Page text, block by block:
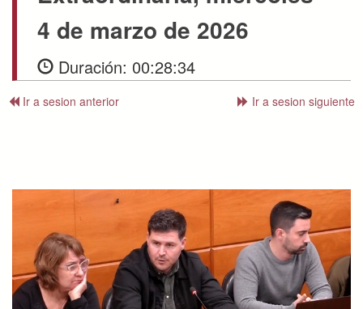
4 de marzo de 2026
Duración: 00:28:34
Ir a sesion anterior Ir a sesion siguiente